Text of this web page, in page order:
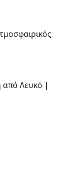
από Λευκό |